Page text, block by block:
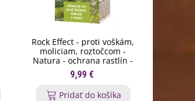
Rock Effect - proti voškám,
moliciam, roztočcom -
Natura - ochrana rastlín -
250 ml
9,99 €
Pridať do košíka